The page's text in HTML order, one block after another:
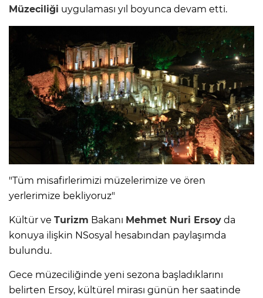
Müzeciliği uygulaması yıl boyunca devam etti.
"Tüm misafirlerimizi müzelerimize ve ören
yerlerimize bekliyoruz"
Kültür ve Turizm Bakanı Mehmet Nuri Ersoy da
konuya ilişkin NSosyal hesabından paylaşımda
bulundu.
Gece müzeciliğinde yeni sezona başladıklarını
belirten Ersoy, kültürel mirası günün her saatinde